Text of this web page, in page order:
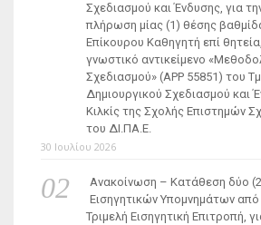
Σχεδιασμού και Ένδυσης, για
πλήρωση μίας (1) θέσης
Επίκουρου Καθηγητή επί
γνωστικό αντικείμενο
Σχεδιασμού» (ΑΡΡ 55851) του
Δημιουργικού Σχεδιασμού και
Κιλκίς της Σχολής Επιστημών
του ΔΙ.ΠΑ.Ε.
30 Ιουλίου 2026
Ανακοίνωση – Κατάθεση δύο
Εισηγητικών Υπομνημάτων από
Τριμελή Εισηγητική Επιτροπή,